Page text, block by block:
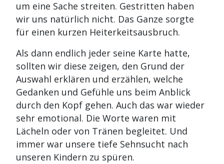
um eine Sache streiten. Gestritten haben
wir uns natürlich nicht. Das Ganze sorgte
für einen kurzen Heiterkeitsausbruch.
Als dann endlich jeder seine Karte hatte,
sollten wir diese zeigen, den Grund der
Auswahl erklären und erzählen, welche
Gedanken und Gefühle uns beim Anblick
durch den Kopf gehen. Auch das war wieder
sehr emotional. Die Worte waren mit
Lächeln oder von Tränen begleitet. Und
immer war unsere tiefe Sehnsucht nach
unseren Kindern zu spüren.